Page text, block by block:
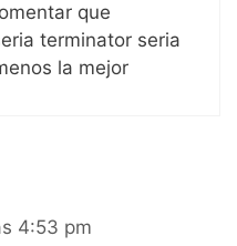
que
terminator seria
la mejor
4:53 pm